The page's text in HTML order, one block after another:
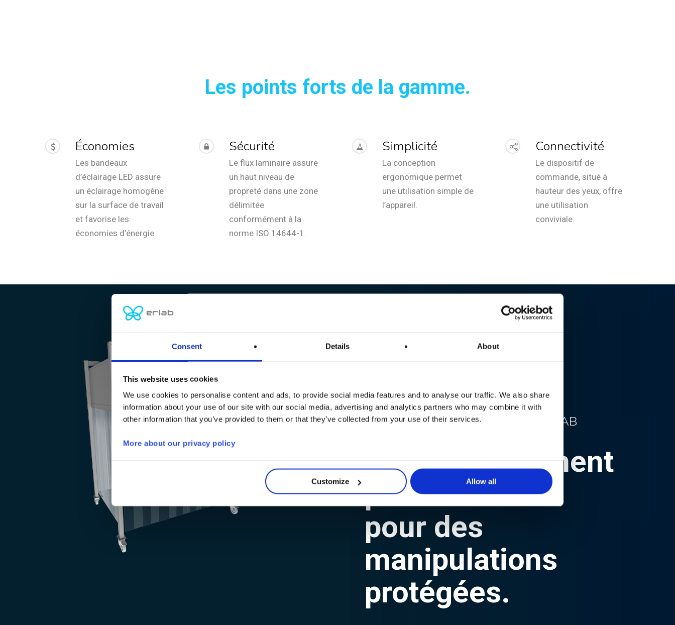
Consent Details About
This website uses cookies
We use cookies to personalise content and ads, to provide social media features and to analyse our traffic. We also share
information about your use of our site with our social media, advertising and analytics partners who may combine it with
other information that you’ve provided to them or that they’ve collected from your use of their services.
More about our privacy policy
Customize Allow all
Les points forts de la gamme.
Économies
Les bandeaux
d’éclairage LED assure
un éclairage homogène
sur la surface de travail
et favorise les
économies d’énergie.
Sécurité
Le flux laminaire assure
un haut niveau de
propreté dans une zone
délimitée
conformément à la
norme ISO 14644-1.
Simplicité
La conception
ergonomique permet
une utilisation simple de
l’appareil.
Connectivité
Le dispositif de
commande, situé à
hauteur des yeux, offre
une utilisation
conviviale.
LES PLAFONDS SOUFFLANTS ERLAB
Un environnement
pur
pour des
manipulations
protégées.